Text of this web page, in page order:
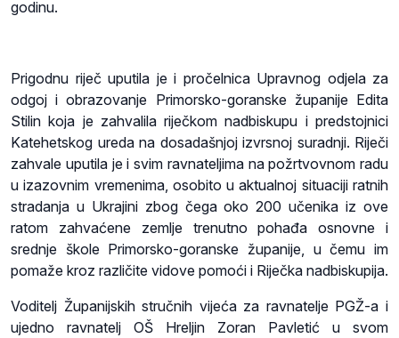
godinu.
Prigodnu riječ uputila je i pročelnica Upravnog odjela za
odgoj i obrazovanje Primorsko-goranske županije Edita
Stilin koja je zahvalila riječkom nadbiskupu i predstojnici
Katehetskog ureda na dosadašnjoj izvrsnoj suradnji. Riječi
zahvale uputila je i svim ravnateljima na požrtvovnom radu
u izazovnim vremenima, osobito u aktualnoj situaciji ratnih
stradanja u Ukrajini zbog čega oko 200 učenika iz ove
ratom zahvaćene zemlje trenutno pohađa osnovne i
srednje škole Primorsko-goranske županije, u čemu im
pomaže kroz različite vidove pomoći i Riječka nadbiskupija.
Voditelj Županijskih stručnih vijeća za ravnatelje PGŽ-a i
ujedno ravnatelj OŠ Hreljin Zoran Pavletić u svom